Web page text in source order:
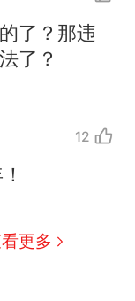
了？那违
了？
12
更多
刀的女孩，
大王”称